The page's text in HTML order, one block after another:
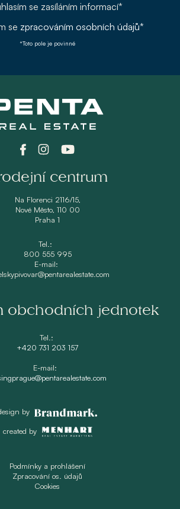
se zasíláním informací*
se zpracováním osobních údajů*
*Toto pole je povinné
centrum
Na Florenci 2116/15,
Nové Město, 110 00
Praha 1
Tel.:
800 555 995
E-mail:
obchodních jednotek
Tel.:
+420 731 203 157
E-mail:
by
created by
Podmínky a prohlášení
Zpracování os. údajů
Cookies